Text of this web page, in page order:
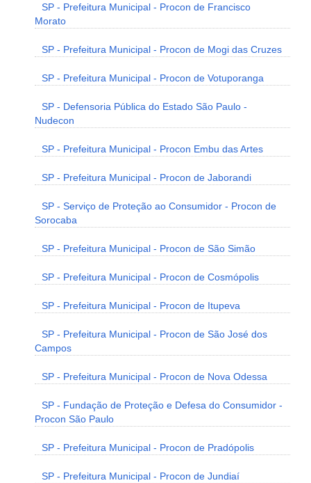
SP - Prefeitura Municipal - Procon de Francisco
Morato
SP - Prefeitura Municipal - Procon de Mogi das Cruzes
SP - Prefeitura Municipal - Procon de Votuporanga
SP - Defensoria Pública do Estado São Paulo -
Nudecon
SP - Prefeitura Municipal - Procon Embu das Artes
SP - Prefeitura Municipal - Procon de Jaborandi
SP - Serviço de Proteção ao Consumidor - Procon de
Sorocaba
SP - Prefeitura Municipal - Procon de São Simão
SP - Prefeitura Municipal - Procon de Cosmópolis
SP - Prefeitura Municipal - Procon de Itupeva
SP - Prefeitura Municipal - Procon de São José dos
Campos
SP - Prefeitura Municipal - Procon de Nova Odessa
SP - Fundação de Proteção e Defesa do Consumidor -
Procon São Paulo
SP - Prefeitura Municipal - Procon de Pradópolis
SP - Prefeitura Municipal - Procon de Jundiaí